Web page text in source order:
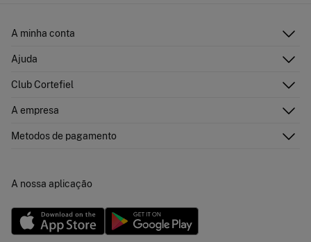
A minha conta
Direções de envio
Cartão Presente Online
Cartão de pagamento
Ajuda
Perguntas frequentes
Trocas, devoluções e desistência
Club Cortefiel
A empresa
Trabalha connosco
Metodos de pagamento
A nossa aplicação